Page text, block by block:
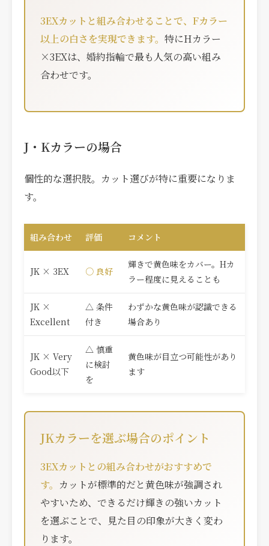
3EXカットと組み合わせることで、Fカラー
以上の白さを実現できます。 特にHカラー
×3EXは、婚約指輪で最も人気の高い組み
合わせです。
J・Kカラーの場合
個性的な選択肢。カット選びが特に重要になりま
す。
組み合わせ 評価 コメント
JK × 3EX ○ 良好
輝きで黄色味をカバー。Hカ
ラー程度に見えることも
JK ×
Excellent
△ 条件
付き
わずかな黄色味が認識できる
場合あり
JK × Very
Good以下
△ 慎重
に検討
を
黄色味が目立つ可能性があり
ます
JKカラーを選ぶ場合のポイント
3EXカットとの組み合わせがおすすめで
す。 カットが標準的だと黄色味が強調され
やすいため、できるだけ輝きの強いカット
を選ぶことで、見た目の印象が大きく変わ
ります。